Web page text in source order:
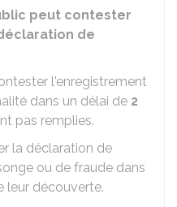
peut contester
de
l'enregistrement
dans un délai de 2
pas remplies.
la déclaration de
ou de fraude dans
leur découverte.